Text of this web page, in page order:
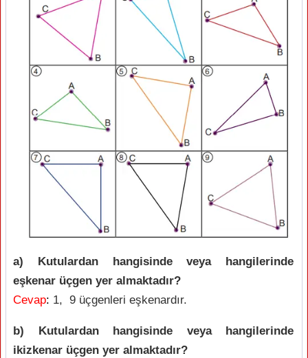
a) Kutulardan hangisinde veya hangilerinde
eşkenar üçgen yer almaktadır?
Cevap: 1, 9 üçgenleri eşkenardır.
b) Kutulardan hangisinde veya hangilerinde
ikizkenar üçgen yer almaktadır?